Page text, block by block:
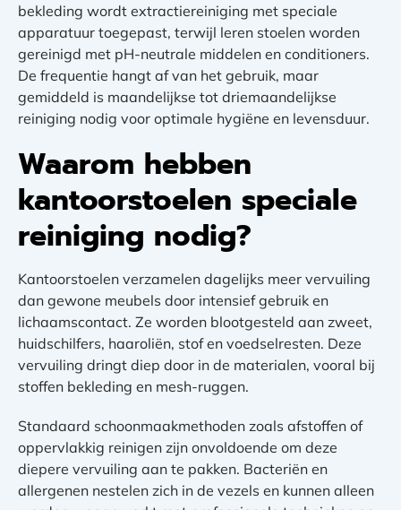
bekleding wordt extractiereiniging met speciale
apparatuur toegepast, terwijl leren stoelen worden
gereinigd met pH-neutrale middelen en conditioners.
De frequentie hangt af van het gebruik, maar
gemiddeld is maandelijkse tot driemaandelijkse
reiniging nodig voor optimale hygiëne en levensduur.
Waarom hebben
kantoorstoelen speciale
reiniging nodig?
Kantoorstoelen verzamelen dagelijks meer vervuiling
dan gewone meubels door intensief gebruik en
lichaamscontact. Ze worden blootgesteld aan zweet,
huidschilfers, haaroliën, stof en voedselresten. Deze
vervuiling dringt diep door in de materialen, vooral bij
stoffen bekleding en mesh-ruggen.
Standaard schoonmaakmethoden zoals afstoffen of
oppervlakkig reinigen zijn onvoldoende om deze
diepere vervuiling aan te pakken. Bacteriën en
allergenen nestelen zich in de vezels en kunnen alleen